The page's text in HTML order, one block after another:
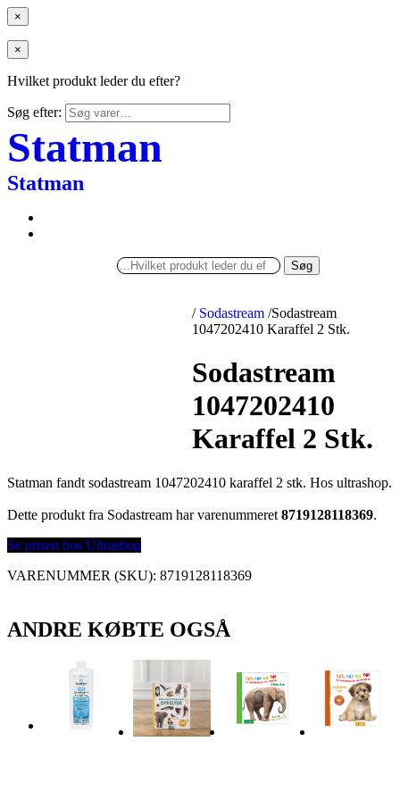
×
×
Hvilket produkt leder du efter?
Søg efter:
Statman
Statman
Søg
/ Sodastream /Sodastream
1047202410 Karaffel 2 Stk.
Sodastream
1047202410
Karaffel 2 Stk.
Statman fandt sodastream 1047202410 karaffel 2 stk. Hos ultrashop.
Dette produkt fra Sodastream har varenummeret 8719128118369.
Se prisen hos Ultrashop
VARENUMMER (SKU): 8719128118369
ANDRE KØBTE OGSÅ